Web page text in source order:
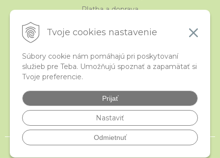
Tvoje cookies nastavenie
Súbory cookie nám pomáhajú pri poskytovaní
služieb pre Teba. Umožňujú spoznať a zapamätať si
Tvoje preferencie.
Prijať
Nastaviť
Odmietnuť
Platba a doprava
Obchodné podmienky
iStraka
Veľkoobchod
Najčastejšie otázky
Certifikáty
© 2026 istraka.sk - najligotavejšie korálky a polodrahokamy široko ďaleko •